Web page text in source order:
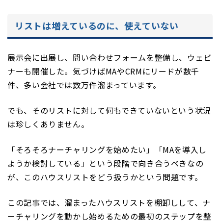
リストは増えているのに、使えていない
展示会に出展し、問い合わせフォームを整備し、ウェビ
ナーも開催した。気づけばMAやCRMにリードが数千
件、多い会社では数万件溜まっています。
でも、そのリストに対して何もできていないという状況
は珍しくありません。
「そろそろナーチャリングを始めたい」「MAを導入し
ようか検討している」という段階で向き合うべきなの
が、このハウスリストをどう扱うかという問題です。
この記事では、溜まったハウスリストを棚卸しして、ナ
ーチャリングを動かし始めるための最初のステップを整